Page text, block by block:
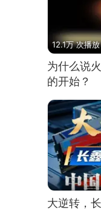
12.1万 次播放
为什么说
的开始？
大逆转，